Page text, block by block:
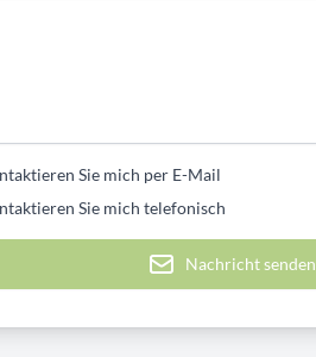
Sie mich per E-Mail
Sie mich telefonisch
Nachricht senden